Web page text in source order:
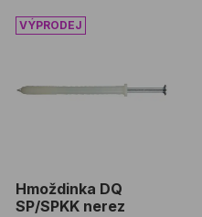
Hmoždinka DQ SP/SPKK
Hmoždinka DQ
SP/SPKK nerez